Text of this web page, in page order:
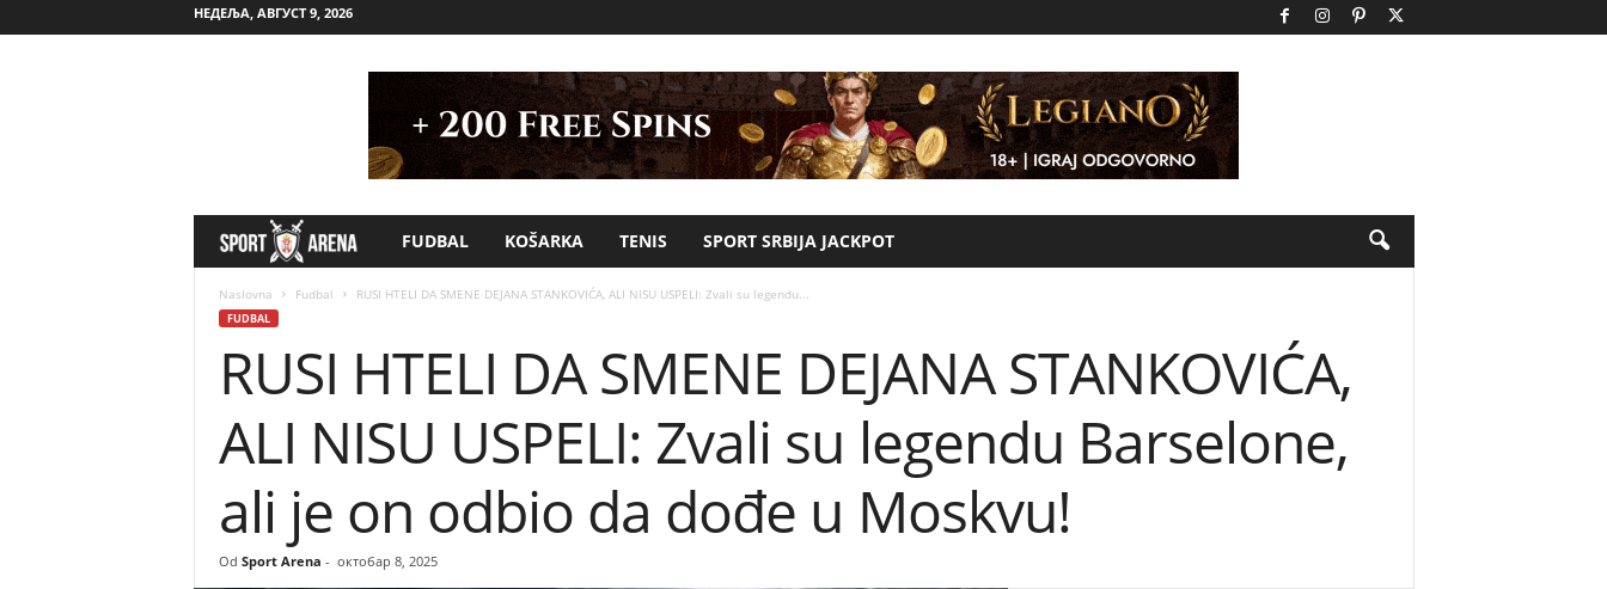
НЕДЕЉА, АВГУСТ 9, 2026
p
r
t
A
r
FUDBAL KOŠARKA TENIS SPORT SRBIJA JACKPOT
Naslovna Fudbal RUSI HTELI DA SMENE DEJANA STANKOVIĆA, ALI NISU USPELI: Zvali su legendu...
FUDBAL
RUSI HTELI DA SMENE DEJANA STANKOVIĆA,
ALI NISU USPELI: Zvali su legendu Barselone,
ali je on odbio da dođe u Moskvu!
Od Sport Arena - октобар 8, 2025